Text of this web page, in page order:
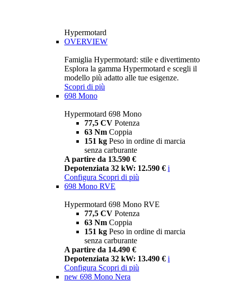
Hypermotard
OVERVIEW
Famiglia Hypermotard: stile e divertimento
Esplora la gamma Hypermotard e scegli il
modello più adatto alle tue esigenze.
Scopri di più
698 Mono
Hypermotard 698 Mono
77,5 CV Potenza
63 Nm Coppia
151 kg Peso in ordine di marcia
senza carburante
A partire da 13.590 €
Depotenziata 32 kW: 12.590 € i
Configura Scopri di più
698 Mono RVE
Hypermotard 698 Mono RVE
77,5 CV Potenza
63 Nm Coppia
151 kg Peso in ordine di marcia
senza carburante
A partire da 14.490 €
Depotenziata 32 kW: 13.490 € i
Configura Scopri di più
new 698 Mono Nera